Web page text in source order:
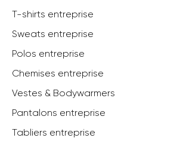
T-shirts entreprise
Sweats entreprise
Polos entreprise
Chemises entreprise
Vestes & Bodywarmers
Pantalons entreprise
Tabliers entreprise